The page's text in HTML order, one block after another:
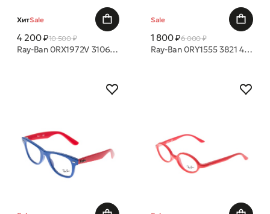
ХитSale
4 200 ₽10 500 ₽
Ray-Ban 0RX1972V 3106 54 19 оправа
Sale
1 800 ₽6 000 ₽
Ray-Ban 0RY1555 3821 48 16 оправа